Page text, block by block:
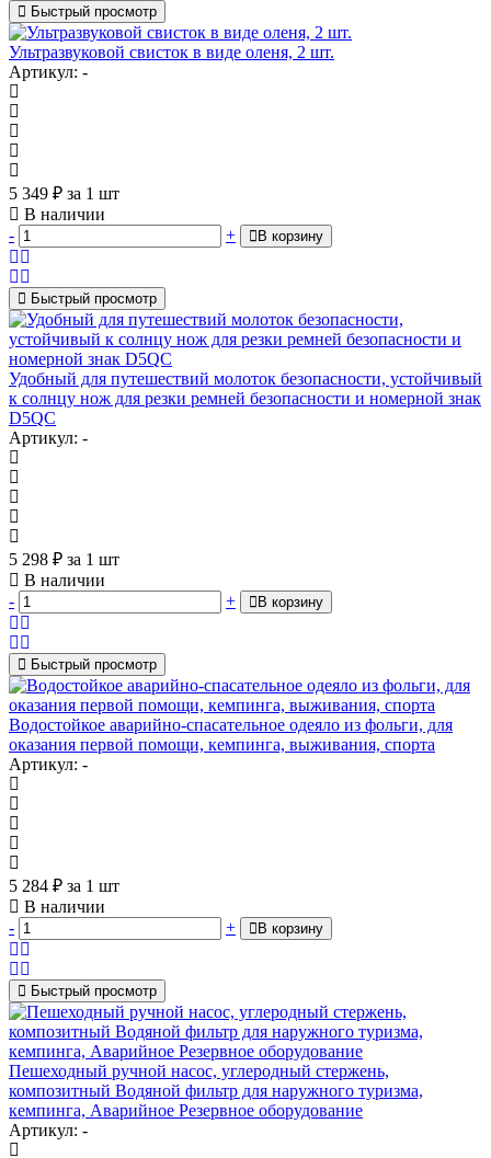
Быстрый просмотр
Ультразвуковой свисток в виде оленя, 2 шт.
Артикул: -
5 349 ₽ за 1 шт
В наличии
-
+ В корзину
Быстрый просмотр
Удобный для путешествий молоток безопасности, устойчивый
к солнцу нож для резки ремней безопасности и номерной знак
D5QC
Артикул: -
5 298 ₽ за 1 шт
В наличии
-
+ В корзину
Быстрый просмотр
Водостойкое аварийно-спасательное одеяло из фольги, для
оказания первой помощи, кемпинга, выживания, спорта
Артикул: -
5 284 ₽ за 1 шт
В наличии
-
+ В корзину
Быстрый просмотр
Пешеходный ручной насос, углеродный стержень,
композитный Водяной фильтр для наружного туризма,
кемпинга, Аварийное Резервное оборудование
Артикул: -